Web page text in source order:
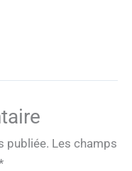
publiée. Les champs